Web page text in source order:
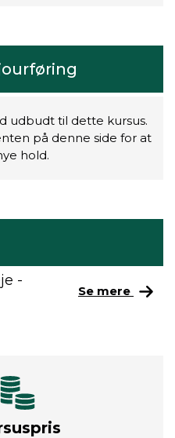
udbudt til dette kursus.
på denne side for at
hold.
-
Se mere